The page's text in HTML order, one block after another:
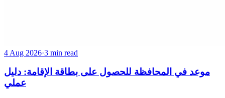
4 Aug 2026·3 min read
موعد في المحافظة للحصول على بطاقة الإقامة: دليل
عملي